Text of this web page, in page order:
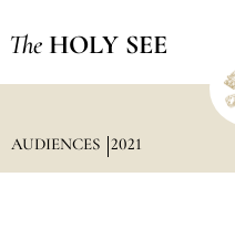
The HOLY SEE
AUDIENCES 2021